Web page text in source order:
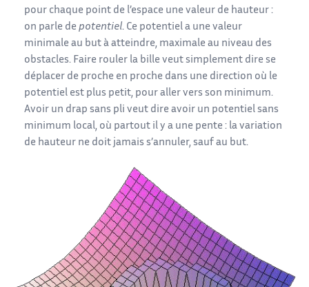
pour chaque point de l’espace une valeur de hauteur :
on parle de potentiel. Ce potentiel a une valeur
minimale au but à atteindre, maximale au niveau des
obstacles. Faire rouler la bille veut simplement dire se
déplacer de proche en proche dans une direction où le
potentiel est plus petit, pour aller vers son minimum.
Avoir un drap sans pli veut dire avoir un potentiel sans
minimum local, où partout il y a une pente : la variation
de hauteur ne doit jamais s’annuler, sauf au but.